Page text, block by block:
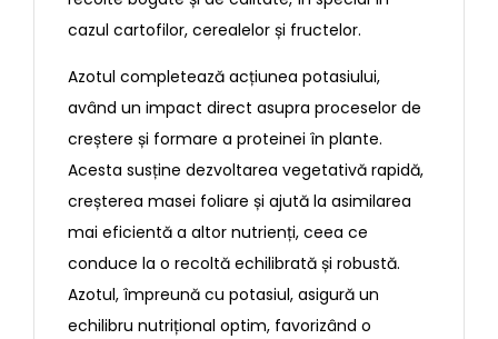
cazul cartofilor, cerealelor și fructelor.
Azotul completează acțiunea potasiului,
având un impact direct asupra proceselor de
creștere și formare a proteinei în plante.
Acesta susține dezvoltarea vegetativă rapidă,
creșterea masei foliare și ajută la asimilarea
mai eficientă a altor nutrienți, ceea ce
conduce la o recoltă echilibrată și robustă.
Azotul, împreună cu potasiul, asigură un
echilibru nutrițional optim, favorizând o